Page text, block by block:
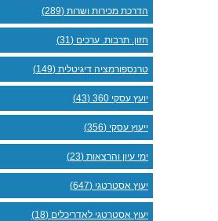
הדרכת מכירות ושרות (289)
חזון. תרבות. ערכים (31)
טרנספורמציה דיגיטלית (149)
יועץ עסקי 360 (43)
ייעוץ עסקי (356)
ימי עיון והרצאות (23)
יעוץ אסטרטגי (647)
יעוץ אסטרטגי לאדריכלים (18)